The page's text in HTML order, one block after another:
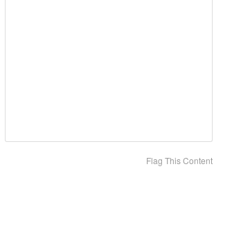
Flag This Content